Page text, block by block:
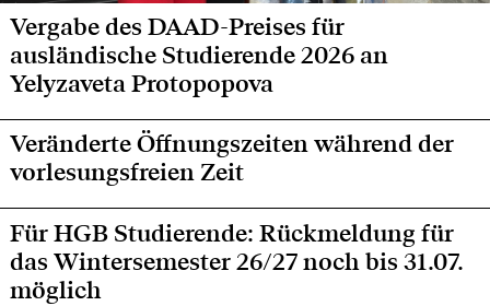
Vergabe des DAAD-Preises für
ausländische Studierende 2026 an
Yelyzaveta Protopopova
Veränderte Öffnungszeiten während der
vorlesungsfreien Zeit
Für HGB Studierende: Rückmeldung für
das Wintersemester 26/27 noch bis 31.07.
möglich